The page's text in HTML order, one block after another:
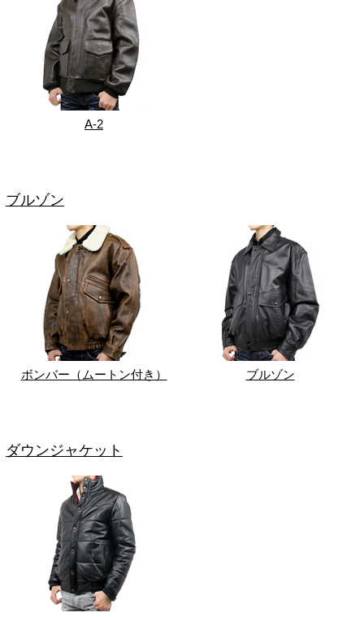
A-2
ブルゾン
ボンバー（ムートン付き） ブルゾン
ダウンジャケット